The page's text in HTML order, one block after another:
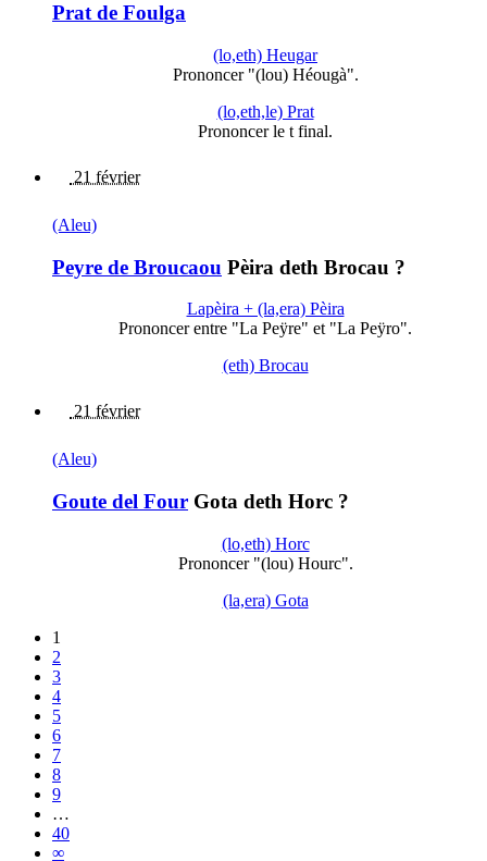
Prat de Foulga
(lo,eth) Heugar
Prononcer "(lou) Héougà".
(lo,eth,le) Prat
Prononcer le t final.
21 février
(Aleu)
Peyre de Broucaou Pèira deth Brocau ?
Lapèira + (la,era) Pèira
Prononcer entre "La Peÿre" et "La Peÿro".
(eth) Brocau
21 février
(Aleu)
Goute del Four Gota deth Horc ?
(lo,eth) Horc
Prononcer "(lou) Hourc".
(la,era) Gota
1
2
3
4
5
6
7
8
9
…
40
∞